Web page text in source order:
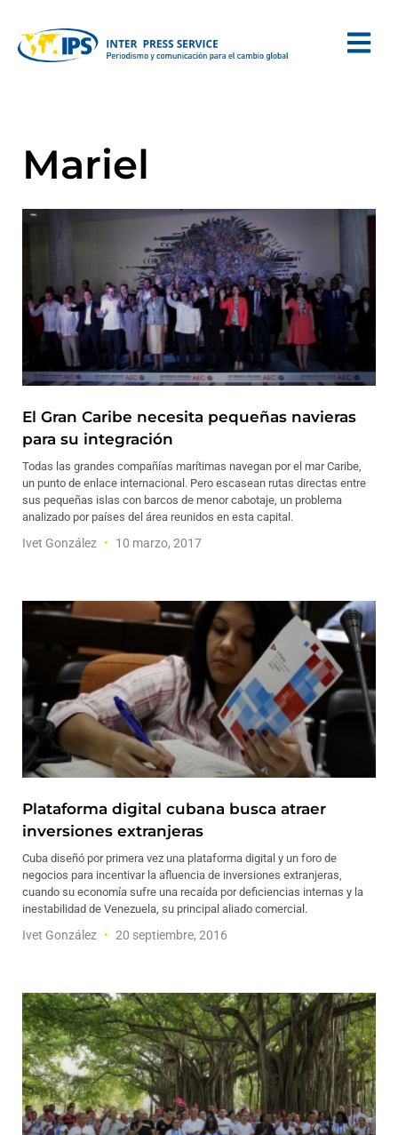
Mariel
El Gran Caribe necesita pequeñas navieras
para su integración
Todas las grandes compañías marítimas navegan por el mar Caribe,
un punto de enlace internacional. Pero escasean rutas directas entre
sus pequeñas islas con barcos de menor cabotaje, un problema
analizado por países del área reunidos en esta capital.
Ivet González 10 marzo, 2017
Plataforma digital cubana busca atraer
inversiones extranjeras
Cuba diseñó por primera vez una plataforma digital y un foro de
negocios para incentivar la afluencia de inversiones extranjeras,
cuando su economía sufre una recaída por deficiencias internas y la
inestabilidad de Venezuela, su principal aliado comercial.
Ivet González 20 septiembre, 2016